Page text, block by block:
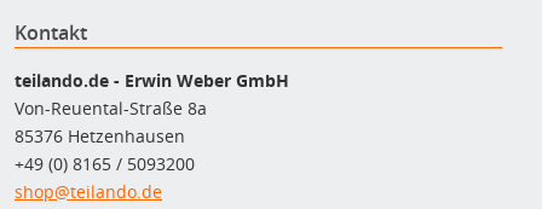
Kontakt
teilando.de - Erwin Weber GmbH
Von-Reuental-Straße 8a
85376 Hetzenhausen
+49 (0) 8165 / 5093200
shop@teilando.de